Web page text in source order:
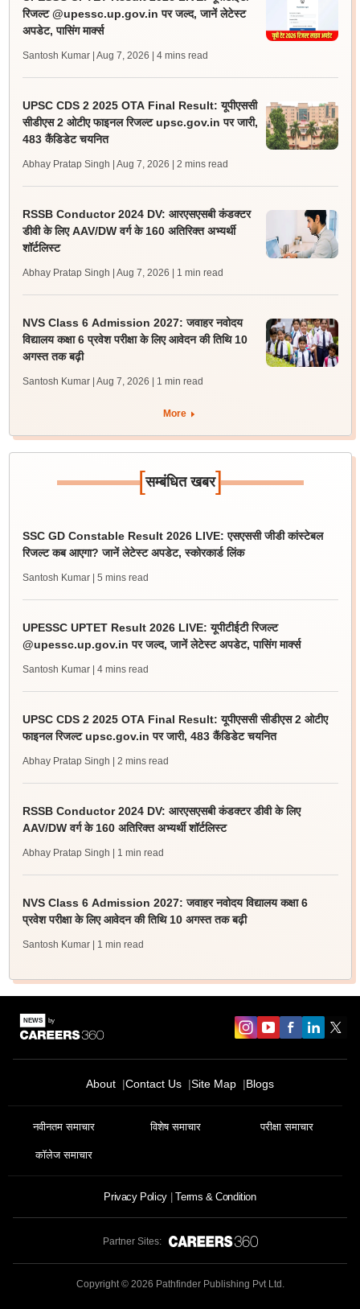
रिजल्ट @upessc.up.gov.in पर जल्द, जानें लेटेस्ट
अपडेट, पासिंग मार्क्स
Santosh Kumar | Aug 7, 2026 | 4 mins read
UPSC CDS 2 2025 OTA Final Result: यूपीएससी
सीडीएस 2 ओटीए फाइनल रिजल्ट upsc.gov.in पर जारी,
483 कैंडिडेट चयनित
Abhay Pratap Singh | Aug 7, 2026 | 2 mins read
RSSB Conductor 2024 DV: आरएसएसबी कंडक्टर
डीवी के लिए AAV/DW वर्ग के 160 अतिरिक्त अभ्यर्थी
शॉर्टलिस्ट
Abhay Pratap Singh | Aug 7, 2026 | 1 min read
NVS Class 6 Admission 2027: जवाहर नवोदय
विद्यालय कक्षा 6 प्रवेश परीक्षा के लिए आवेदन की तिथि 10
अगस्त तक बढ़ी
Santosh Kumar | Aug 7, 2026 | 1 min read
More
[सम्बंधित खबर]
SSC GD Constable Result 2026 LIVE: एसएससी जीडी कांस्टेबल
रिजल्ट कब आएगा? जानें लेटेस्ट अपडेट, स्कोरकार्ड लिंक
Santosh Kumar | 5 mins read
UPESSC UPTET Result 2026 LIVE: यूपीटीईटी रिजल्ट
@upessc.up.gov.in पर जल्द, जानें लेटेस्ट अपडेट, पासिंग मार्क्स
Santosh Kumar | 4 mins read
UPSC CDS 2 2025 OTA Final Result: यूपीएससी सीडीएस 2 ओटीए
फाइनल रिजल्ट upsc.gov.in पर जारी, 483 कैंडिडेट चयनित
Abhay Pratap Singh | 2 mins read
RSSB Conductor 2024 DV: आरएसएसबी कंडक्टर डीवी के लिए
AAV/DW वर्ग के 160 अतिरिक्त अभ्यर्थी शॉर्टलिस्ट
Abhay Pratap Singh | 1 min read
NVS Class 6 Admission 2027: जवाहर नवोदय विद्यालय कक्षा 6
प्रवेश परीक्षा के लिए आवेदन की तिथि 10 अगस्त तक बढ़ी
Santosh Kumar | 1 min read
About Contact Us Site Map Blogs
नवीनतम समाचार विशेष समाचार परीक्षा समाचार
कॉलेज समाचार
Privacy Policy Terms & Condition
Partner Sites:
Copyright © 2026 Pathfinder Publishing Pvt Ltd.